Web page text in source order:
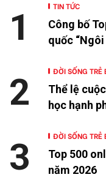
TIN TỨC
Công bố
quốc
1
ĐỜI SỐNG TRẺ
Thể lệ
học hạnh
2
ĐỜI SỐNG TRẺ
Top 500
năm 2026
3